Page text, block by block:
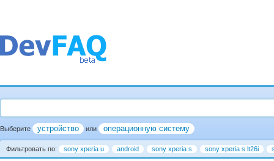
Выберите устройство или операционную систему
Фильтровать по: sony xperia u android sony xperia s sony xperia s lt26i